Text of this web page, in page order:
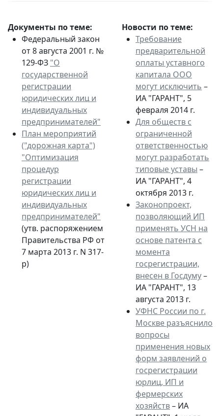
Документы по теме:
Новости по теме:
Федеральный закон
от 8 августа 2001 г. №
129-ФЗ "О
государственной
регистрации
юридических лиц и
индивидуальных
предпринимателей"
План мероприятий
("дорожная карта")
"Оптимизация
процедур
регистрации
юридических лиц и
индивидуальных
предпринимателей"
(утв. распоряжением
Правительства РФ от
7 марта 2013 г. N 317-
р)
Требование
предварительной
оплаты уставного
капитала ООО
могут исключить –
ИА "ГАРАНТ", 5
февраля 2014 г.
Для обществ с
ограниченной
ответственностью
могут разработать
типовые уставы –
ИА "ГАРАНТ", 4
октября 2013 г.
Законопроект,
позволяющий ИП
применять УСН на
основе патента с
момента
госрегистрации,
внесен в Госдуму–
ИА "ГАРАНТ", 13
августа 2013 г.
УФНС России по г.
Москве разъяснило
вопросы
применения новых
форм заявлений о
госрегистрации
юрлиц, ИП и
фермерских
хозяйств– ИА